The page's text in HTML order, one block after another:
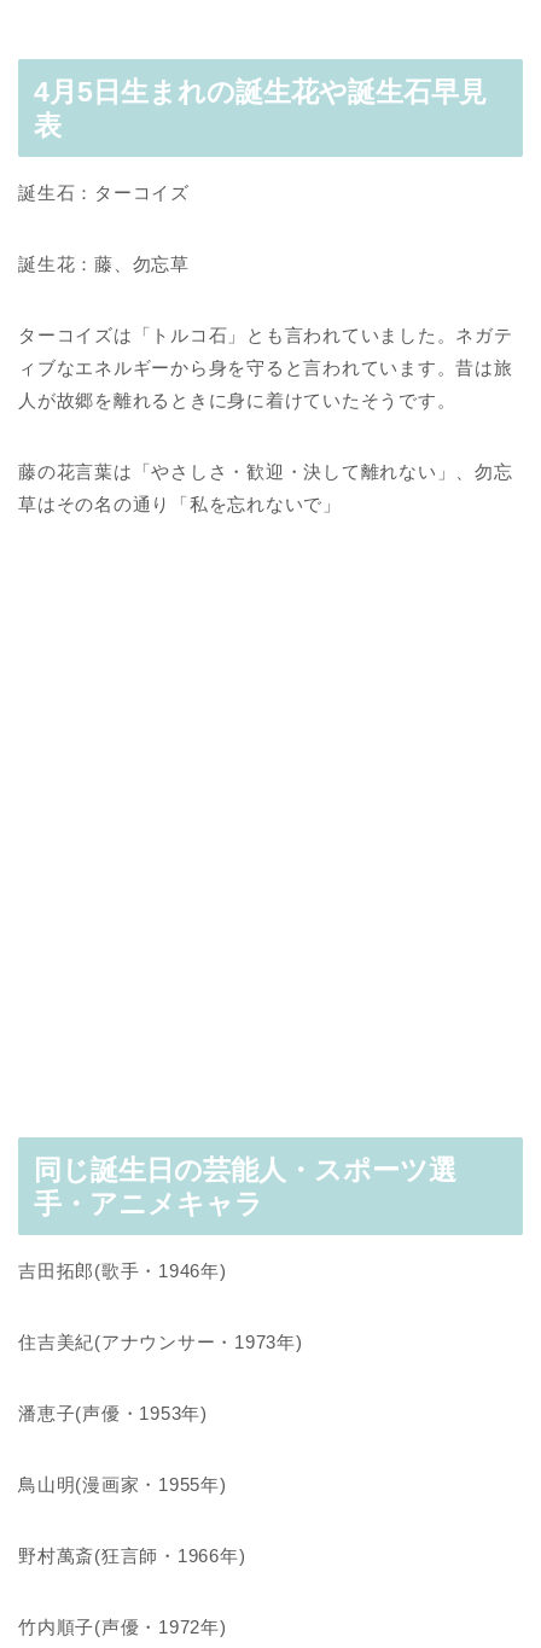
4月5日生まれの誕生花や誕生石早見
表
誕生石：ターコイズ
誕生花：藤、勿忘草
ターコイズは「トルコ石」とも言われていました。ネガテ
ィブなエネルギーから身を守ると言われています。昔は旅
人が故郷を離れるときに身に着けていたそうです。
藤の花言葉は「やさしさ・歓迎・決して離れない」、勿忘
草はその名の通り「私を忘れないで」
同じ誕生日の芸能人・スポーツ選
手・アニメキャラ
吉田拓郎(歌手・1946年)
住吉美紀(アナウンサー・1973年)
潘恵子(声優・1953年)
鳥山明(漫画家・1955年)
野村萬斎(狂言師・1966年)
竹内順子(声優・1972年)